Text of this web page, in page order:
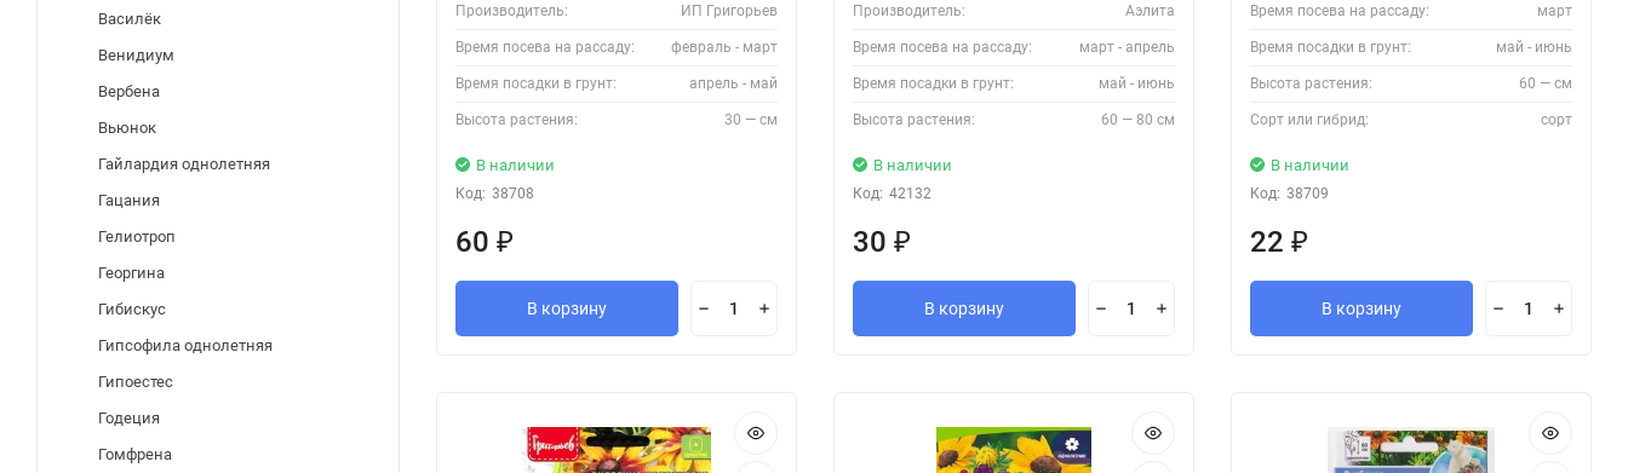
Василёк
Венидиум
Вербена
Вьюнок
Гайлардия однолетняя
Гацания
Гелиотроп
Георгина
Гибискус
Гипсофила однолетняя
Гипоестес
Годеция
Гомфрена
Производитель: ИП Григорьев
Время посева на рассаду: февраль - март
Время посадки в грунт: апрель - май
Высота растения: 30 — см
В наличии
Код: 38708
60 ₽
В корзину
Производитель: Аэлита
Время посева на рассаду: март - апрель
Время посадки в грунт: май - июнь
Высота растения: 60 — 80 см
В наличии
Код: 42132
30 ₽
В корзину
Время посева на рассаду: март
Время посадки в грунт: май - июнь
Высота растения: 60 — см
Сорт или гибрид: сорт
В наличии
Код: 38709
22 ₽
В корзину